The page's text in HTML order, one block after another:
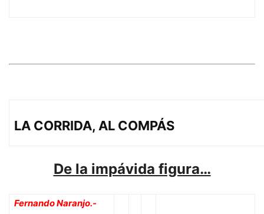
LA CORRIDA, AL COMPÁS
De la impávida figura…
Fernando Naranjo.-